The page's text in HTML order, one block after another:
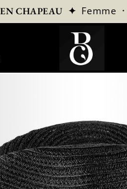
CHAPEAU ✦ Femme